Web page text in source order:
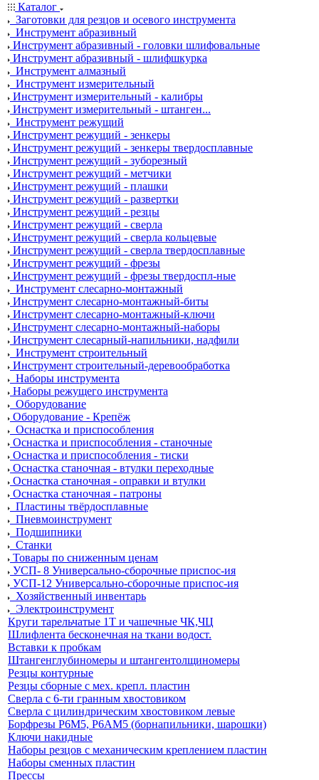
Каталог
Заготовки для резцов и осевого инструмента
Инструмент абразивный
Инструмент абразивный - головки шлифовальные
Инструмент абразивный - шлифшкурка
Инструмент алмазный
Инструмент измерительный
Инструмент измерительный - калибры
Инструмент измерительный - штанген...
Инструмент режущий
Инструмент режущий - зенкеры
Инструмент режущий - зенкеры твердосплавные
Инструмент режущий - зуборезный
Инструмент режущий - метчики
Инструмент режущий - плашки
Инструмент режущий - развертки
Инструмент режущий - резцы
Инструмент режущий - сверла
Инструмент режущий - сверла кольцевые
Инструмент режущий - сверла твердосплавные
Инструмент режущий - фрезы
Инструмент режущий - фрезы твердоспл-ные
Инструмент слесарно-монтажный
Инструмент слесарно-монтажный-биты
Инструмент слесарно-монтажный-ключи
Инструмент слесарно-монтажный-наборы
Инструмент слесарный-напильники, надфили
Инструмент строительный
Инструмент строительный-деревообработка
Наборы инструмента
Наборы режущего инструмента
Оборудование
Оборудование - Крепёж
Оснастка и приспособления
Оснастка и приспособления - станочные
Оснастка и приспособления - тиски
Оснастка станочная - втулки переходные
Оснастка станочная - оправки и втулки
Оснастка станочная - патроны
Пластины твёрдосплавные
Пневмоинструмент
Подшипники
Станки
Товары по сниженным ценам
УСП- 8 Универсально-сборочные приспос-ия
УСП-12 Универсально-сборочные приспос-ия
Хозяйственный инвентарь
Электроинструмент
Круги тарельчатые 1Т и чашечные ЧК,ЧЦ
Шлифлента бесконечная на ткани водост.
Вставки к пробкам
Штангенглубиномеры и штангентолщиномеры
Резцы контурные
Резцы сборные с мех. крепл. пластин
Сверла с 6-ти гранным хвостовиком
Сверла с цилиндрическим хвостовиком левые
Борфрезы Р6М5, Р6АМ5 (борнапильники, шарошки)
Ключи накидные
Наборы резцов с механическим креплением пластин
Наборы сменных пластин
Прессы